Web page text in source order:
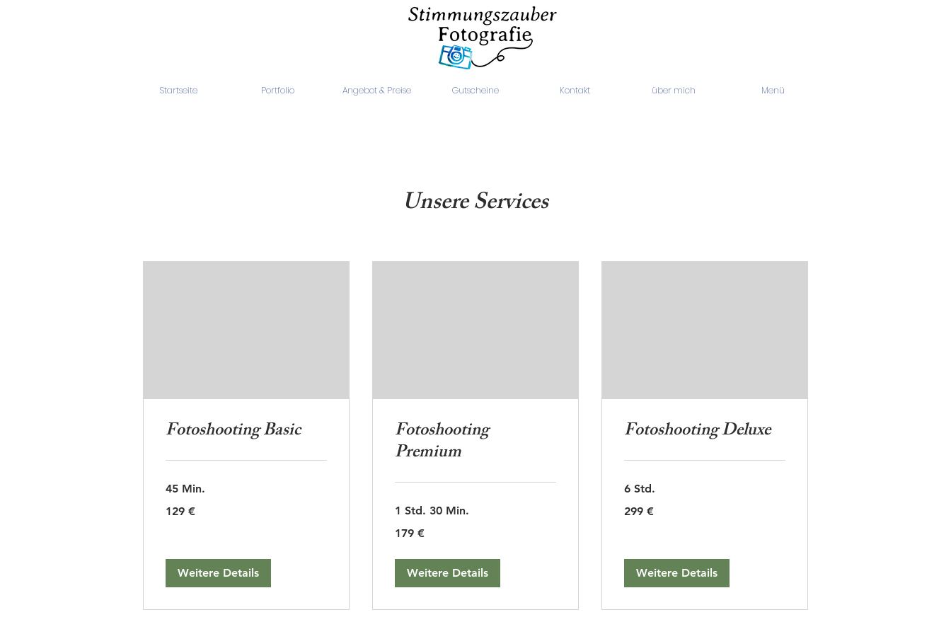
Startseite Portfolio Angebot & Preise Gutscheine Kontakt über mich Menü
Unsere Services
Fotoshooting Basic
45 Min.
Euro
129 €
Weitere Details
Fotoshooting
Premium
1 Std. 30 Min.
Euro
179 €
Weitere Details
Fotoshooting Deluxe
6 Std.
Euro
299 €
Weitere Details